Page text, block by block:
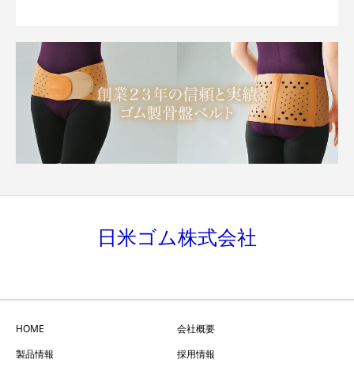
日米ゴム株式会社
HOME
会社概要
製品情報
採用情報